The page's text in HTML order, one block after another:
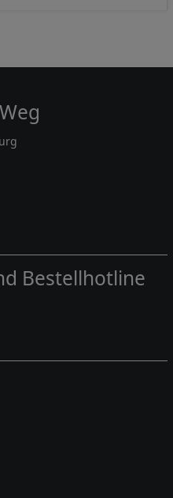
Bestellhotline